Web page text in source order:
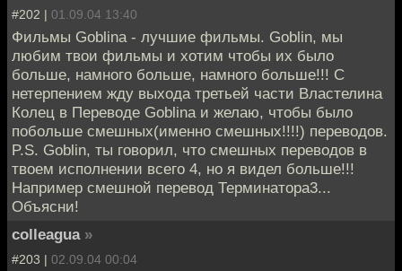
#202 | 01.09.04 13:40
Фильмы Goblina - лучшие фильмы. Goblin, мы
любим твои фильмы и хотим чтобы их было
больше, намного больше, намного больше!!! С
нетерпением жду выхода третьей части Властелина
Колец в Переводе Goblina и желаю, чтобы было
побольше смешных(именно смешных!!!!) переводов.
P.S. Goblin, ты говорил, что смешных переводов в
твоем исполнении всего 4, но я видел больше!!!
Например смешной перевод Терминатора3...
Объясни!
colleagua »
#203 | 02.09.04 00:04